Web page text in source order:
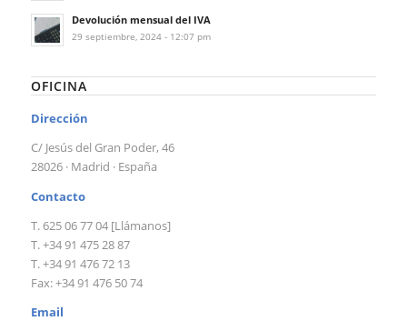
Devolución mensual del IVA
29 septiembre, 2024 - 12:07 pm
OFICINA
Dirección
C/ Jesús del Gran Poder, 46
28026 · Madrid · España
Contacto
T. 625 06 77 04 [Llámanos]
T. +34 91 475 28 87
T. +34 91 476 72 13
Fax: +34 91 476 50 74
Email